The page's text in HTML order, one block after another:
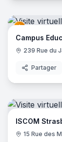
Campus
239 Rue du
Partager
ISCOM
15 Rue des